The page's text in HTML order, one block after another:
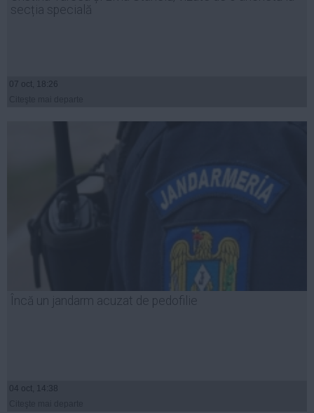
secția specială
07 oct, 18:26
Încă un jandarm acuzat de pedofilie
04 oct, 14:38